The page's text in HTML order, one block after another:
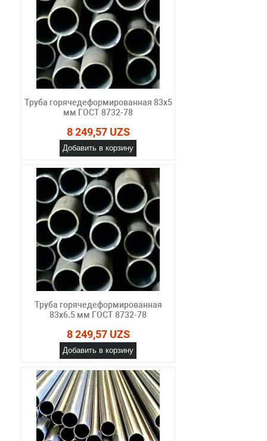
Труба горячедеформированная 83х5
мм ГОСТ 8732-78
8 249,57 UZS
Добавить в корзину
Труба горячедеформированная
83х6.5 мм ГОСТ 8732-78
8 249,57 UZS
Добавить в корзину